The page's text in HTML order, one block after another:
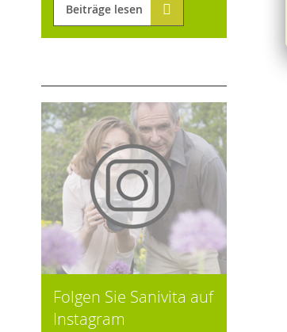
Beiträge lesen
Folgen Sie Sanivita auf
Instagram